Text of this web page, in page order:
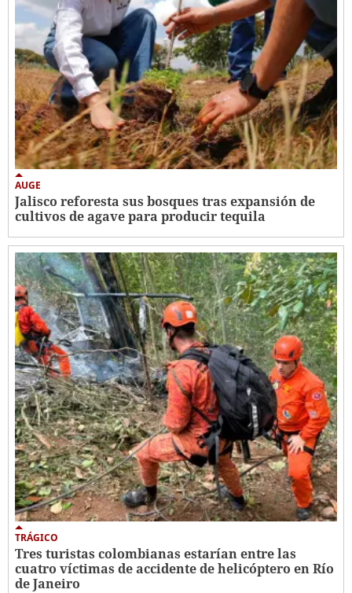
AUGE
Jalisco reforesta sus bosques tras expansión de
cultivos de agave para producir tequila
TRÁGICO
Tres turistas colombianas estarían entre las
cuatro víctimas de accidente de helicóptero en Río
de Janeiro